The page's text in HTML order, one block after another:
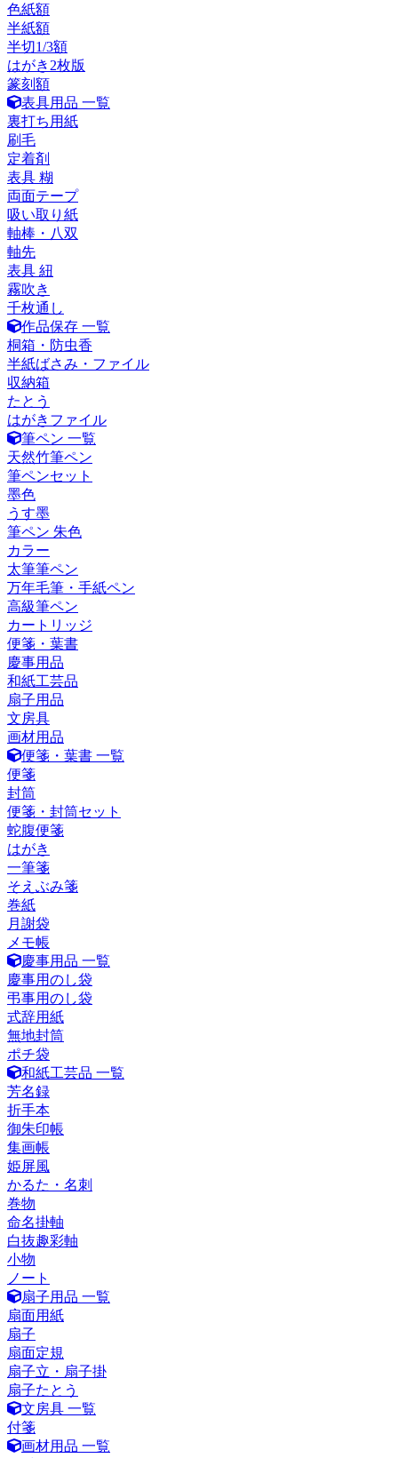
色紙額
半紙額
半切1/3額
はがき2枚版
篆刻額
表具用品 一覧
裏打ち用紙
刷毛
定着剤
表具 糊
両面テープ
吸い取り紙
軸棒・八双
軸先
表具 紐
霧吹き
千枚通し
作品保存 一覧
桐箱・防虫香
半紙ばさみ・ファイル
収納箱
たとう
はがきファイル
筆ペン 一覧
天然竹筆ペン
筆ペンセット
墨色
うす墨
筆ペン 朱色
カラー
太筆筆ペン
万年毛筆・手紙ペン
高級筆ペン
カートリッジ
便箋・葉書
慶事用品
和紙工芸品
扇子用品
文房具
画材用品
便箋・葉書 一覧
便箋
封筒
便箋・封筒セット
蛇腹便箋
はがき
一筆箋
そえぶみ箋
巻紙
月謝袋
メモ帳
慶事用品 一覧
慶事用のし袋
弔事用のし袋
式辞用紙
無地封筒
ポチ袋
和紙工芸品 一覧
芳名録
折手本
御朱印帳
集画帳
姫屏風
かるた・名刺
巻物
命名掛軸
白抜趣彩軸
小物
ノート
扇子用品 一覧
扇面用紙
扇子
扇面定規
扇子立・扇子掛
扇子たとう
文房具 一覧
付箋
画材用品 一覧